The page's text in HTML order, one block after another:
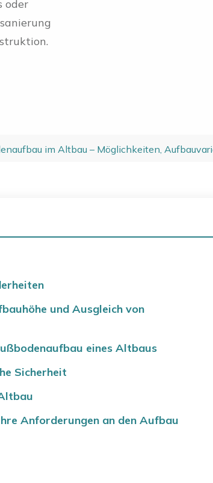
oder
im Altbau – Möglichkeiten,
und Ausgleich von
eines Altbaus
Sicherheit
Anforderungen an den Aufbau